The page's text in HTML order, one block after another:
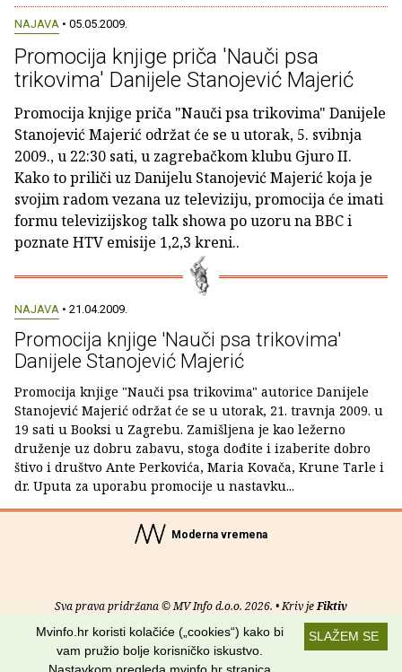
NAJAVA • 05.05.2009.
Promocija knjige priča 'Nauči psa
trikovima' Danijele Stanojević Majerić
Promocija knjige priča "Nauči psa trikovima" Danijele
Stanojević Majerić održat će se u utorak, 5. svibnja
2009., u 22:30 sati, u zagrebačkom klubu Gjuro II.
Kako to priliči uz Danijelu Stanojević Majerić koja je
svojim radom vezana uz televiziju, promocija će imati
formu televizijskog talk showa po uzoru na BBC i
poznate HTV emisije 1,2,3 kreni..
NAJAVA • 21.04.2009.
Promocija knjige 'Nauči psa trikovima'
Danijele Stanojević Majerić
Promocija knjige "Nauči psa trikovima" autorice Danijele
Stanojević Majerić održat će se u utorak, 21. travnja 2009. u
19 sati u Booksi u Zagrebu. Zamišljena je kao ležerno
druženje uz dobru zabavu, stoga dođite i izaberite dobro
štivo i društvo Ante Perkovića, Maria Kovača, Krune Tarle i
dr. Uputa za uporabu promocije u nastavku...
Moderna vremena
Sva prava pridržana © MV Info d.o.o. 2026. • Kriv jeFiktiv
Uvjeti korištenja RSS kanaliSLAŽEM SE
Mvinfo.hr koristi kolačiće („cookies“) kako bi
vam pružio bolje korisničko iskustvo.